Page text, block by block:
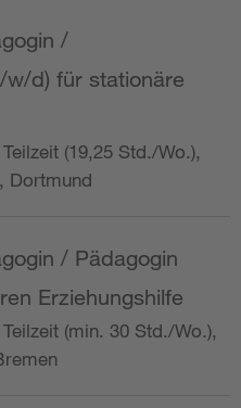
/
w/d) für stationäre
(19,25 Std./Wo.),
Dortmund
/ Pädagogin
Erziehungshilfe
(min. 30 Std./Wo.),